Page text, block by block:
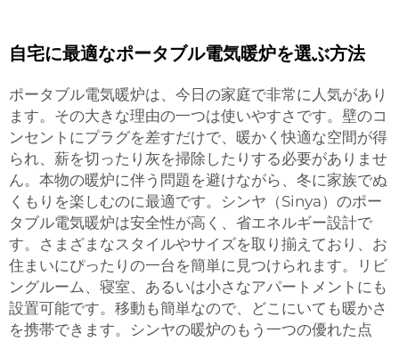
自宅に最適なポータブル電気暖炉を選ぶ方法
ポータブル電気暖炉は、今日の家庭で非常に人気があり
ます。その大きな理由の一つは使いやすさです。壁のコ
ンセントにプラグを差すだけで、暖かく快適な空間が得
られ、薪を切ったり灰を掃除したりする必要がありませ
ん。本物の暖炉に伴う問題を避けながら、冬に家族でぬ
くもりを楽しむのに最適です。シンヤ（Sinya）のポー
タブル電気暖炉は安全性が高く、省エネルギー設計で
す。さまざまなスタイルやサイズを取り揃えており、お
住まいにぴったりの一台を簡単に見つけられます。リビ
ングルーム、寝室、あるいは小さなアパートメントにも
設置可能です。移動も簡単なので、どこにいても暖かさ
を携帯できます。シンヤの暖炉のもう一つの優れた点